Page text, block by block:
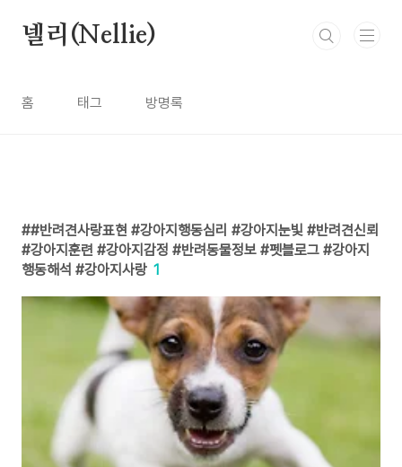
넬리(Nellie)
홈 태그 방명록
#반려견사랑표현 #강아지행동심리 #강아지눈빛 #반려견신뢰
#강아지훈련 #강아지감정 #반려동물정보 #펫블로그 #강아지
행동해석 #강아지사랑 1